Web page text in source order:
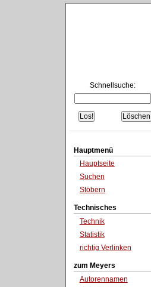
Schnellsuche:
Hauptmenü
Hauptseite
Suchen
Stöbern
Technisches
Technik
Statistik
richtig Verlinken
zum Meyers
Autorennamen